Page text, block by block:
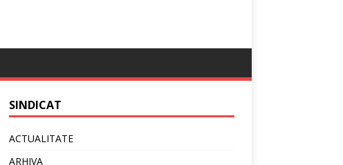
SINDICAT
ACTUALITATE
ARHIVA